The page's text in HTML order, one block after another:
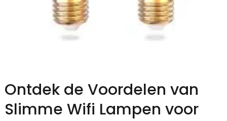
Ontdek de Voordelen van
Slimme Wifi Lampen voor